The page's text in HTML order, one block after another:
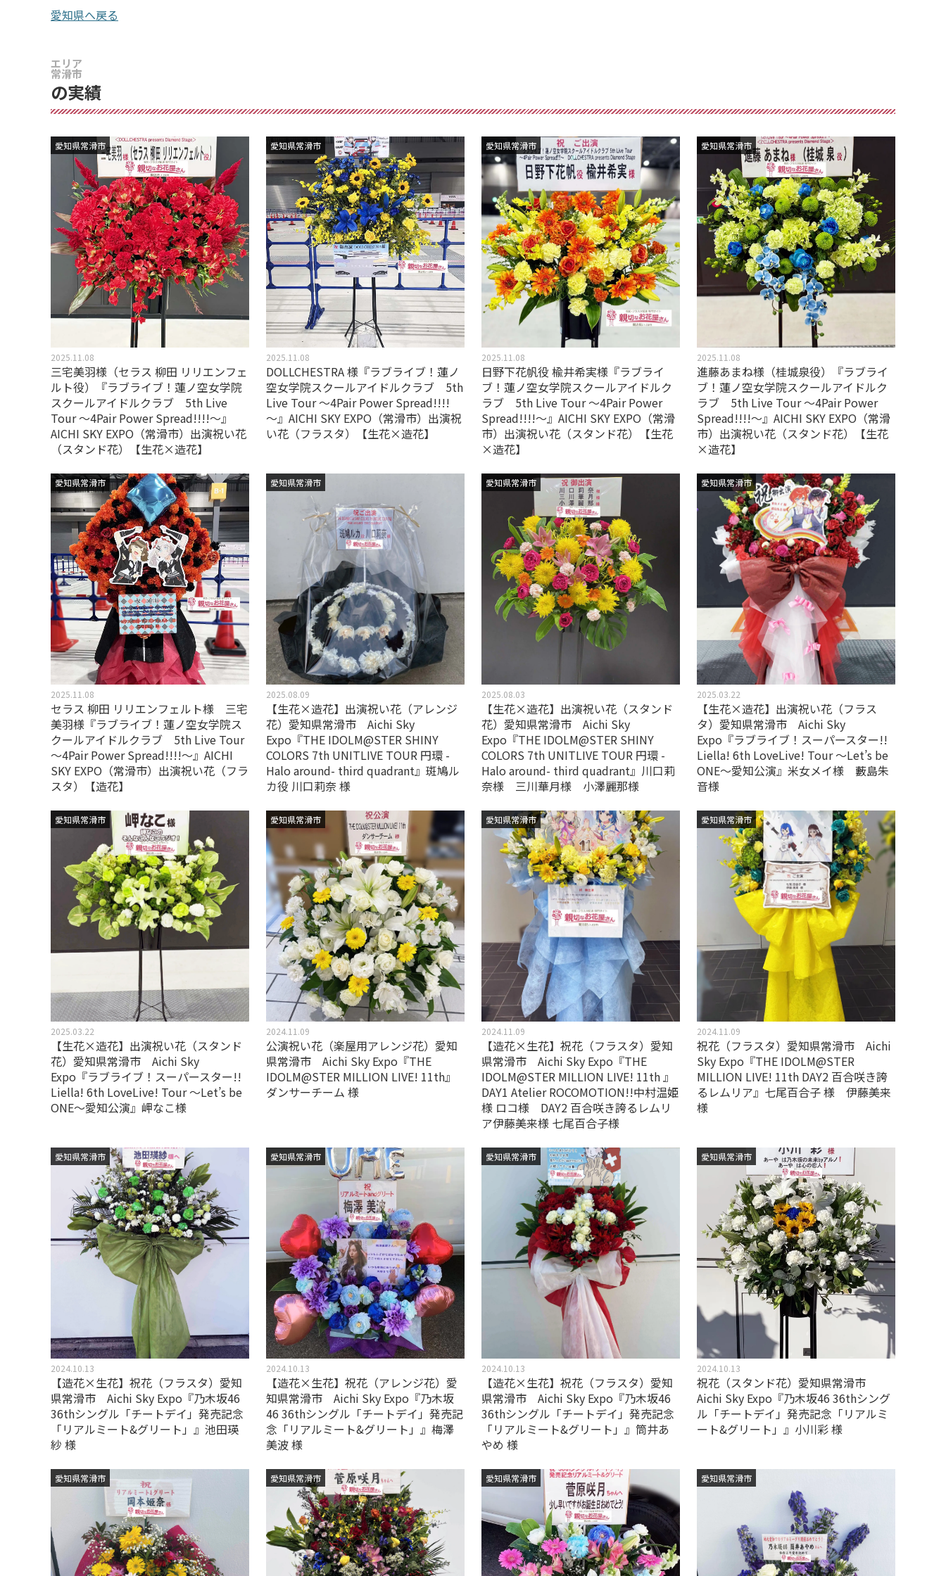
愛知県へ戻る
エリア
常滑市
の実績
愛知県常滑市
2025.11.08
三宅美羽様（セラス 柳田 リリエンフェ
ルト役）『ラブライブ！蓮ノ空女学院
スクールアイドルクラブ 5th Live
Tour ～4Pair Power Spread!!!!～』
AICHI SKY EXPO（常滑市）出演祝い花
（スタンド花）【生花×造花】
愛知県常滑市
2025.11.08
DOLLCHESTRA 様『ラブライブ！蓮ノ
空女学院スクールアイドルクラブ 5th
Live Tour ～4Pair Power Spread!!!!
～』AICHI SKY EXPO（常滑市）出演祝
い花（フラスタ）【生花×造花】
愛知県常滑市
2025.11.08
日野下花帆役 楡井希実様『ラブライ
ブ！蓮ノ空女学院スクールアイドルク
ラブ 5th Live Tour ～4Pair Power
Spread!!!!～』AICHI SKY EXPO（常滑
市）出演祝い花（スタンド花）【生花
×造花】
愛知県常滑市
2025.11.08
進藤あまね様（桂城泉役）『ラブライ
ブ！蓮ノ空女学院スクールアイドルク
ラブ 5th Live Tour ～4Pair Power
Spread!!!!～』AICHI SKY EXPO（常滑
市）出演祝い花（スタンド花）【生花
×造花】
愛知県常滑市
2025.11.08
セラス 柳田 リリエンフェルト様 三宅
美羽様『ラブライブ！蓮ノ空女学院ス
クールアイドルクラブ 5th Live Tour
～4Pair Power Spread!!!!～』AICHI
SKY EXPO（常滑市）出演祝い花（フラ
スタ）【造花】
愛知県常滑市
2025.08.09
【生花×造花】出演祝い花（アレンジ
花）愛知県常滑市 Aichi Sky
Expo『THE IDOLM@STER SHINY
COLORS 7th UNITLIVE TOUR 円環 -
Halo around- third quadrant』斑鳩ル
カ役 川口莉奈 様
愛知県常滑市
2025.08.03
【生花×造花】出演祝い花（スタンド
花）愛知県常滑市 Aichi Sky
Expo『THE IDOLM@STER SHINY
COLORS 7th UNITLIVE TOUR 円環 -
Halo around- third quadrant』川口莉
奈様 三川華月様 小澤麗那様
愛知県常滑市
2025.03.22
【生花×造花】出演祝い花（フラス
タ）愛知県常滑市 Aichi Sky
Expo『ラブライブ！スーパースター!!
Liella! 6th LoveLive! Tour ～Let’s be
ONE～愛知公演』米女メイ様 藪島朱
音様
愛知県常滑市
2025.03.22
【生花×造花】出演祝い花（スタンド
花）愛知県常滑市 Aichi Sky
Expo『ラブライブ！スーパースター!!
Liella! 6th LoveLive! Tour ～Let’s be
ONE～愛知公演』岬なこ様
愛知県常滑市
2024.11.09
公演祝い花（楽屋用アレンジ花）愛知
県常滑市 Aichi Sky Expo『THE
IDOLM@STER MILLION LIVE! 11th』
ダンサーチーム 様
愛知県常滑市
2024.11.09
【造花×生花】祝花（フラスタ）愛知
県常滑市 Aichi Sky Expo『THE
IDOLM@STER MILLION LIVE! 11th 』
DAY1 Atelier ROCOMOTION!!中村温姫
様 ロコ様 DAY2 百合咲き誇るレムリ
ア伊藤美来様 七尾百合子様
愛知県常滑市
2024.11.09
祝花（フラスタ）愛知県常滑市 Aichi
Sky Expo『THE IDOLM@STER
MILLION LIVE! 11th DAY2 百合咲き誇
るレムリア』七尾百合子 様 伊藤美来
様
愛知県常滑市
2024.10.13
【造花×生花】祝花（フラスタ）愛知
県常滑市 Aichi Sky Expo『乃木坂46
36thシングル「チートデイ」発売記念
「リアルミート&グリート」』池田瑛
紗 様
愛知県常滑市
2024.10.13
【造花×生花】祝花（アレンジ花）愛
知県常滑市 Aichi Sky Expo『乃木坂
46 36thシングル「チートデイ」発売記
念「リアルミート&グリート」』梅澤
美波 様
愛知県常滑市
2024.10.13
【造花×生花】祝花（フラスタ）愛知
県常滑市 Aichi Sky Expo『乃木坂46
36thシングル「チートデイ」発売記念
「リアルミート&グリート」』筒井あ
やめ 様
愛知県常滑市
2024.10.13
祝花（スタンド花）愛知県常滑市
Aichi Sky Expo『乃木坂46 36thシング
ル「チートデイ」発売記念「リアルミ
ート&グリート」』小川彩 様
愛知県常滑市 愛知県常滑市 愛知県常滑市 愛知県常滑市